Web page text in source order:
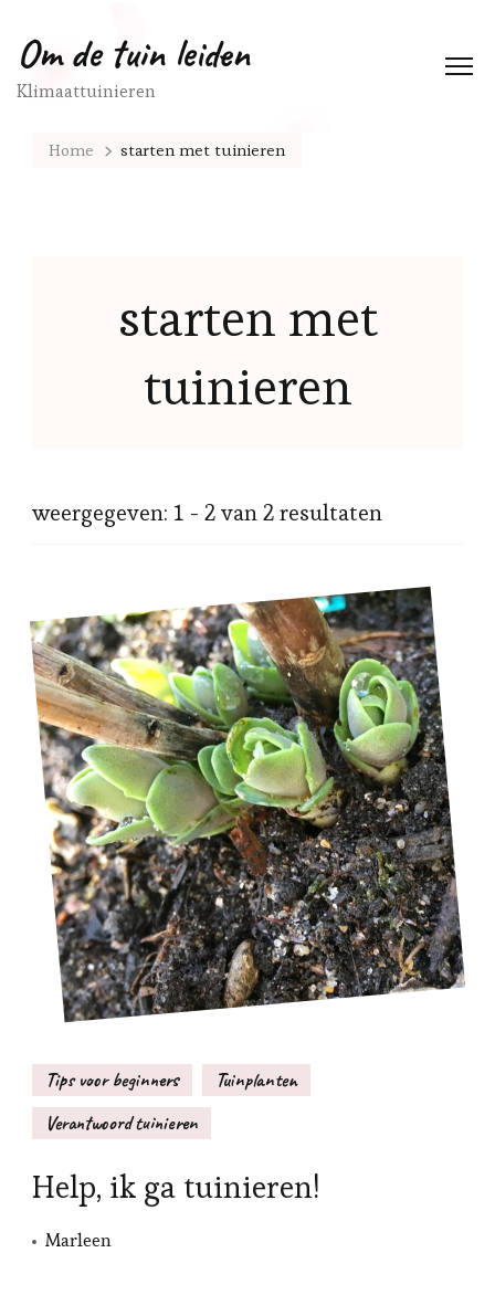
Om de tuin leiden
Klimaattuinieren
Home starten met tuinieren
starten met
tuinieren
weergegeven: 1 - 2 van 2 resultaten
Tips voor beginners
Tuinplanten
Verantwoord tuinieren
Help, ik ga tuinieren!
Marleen